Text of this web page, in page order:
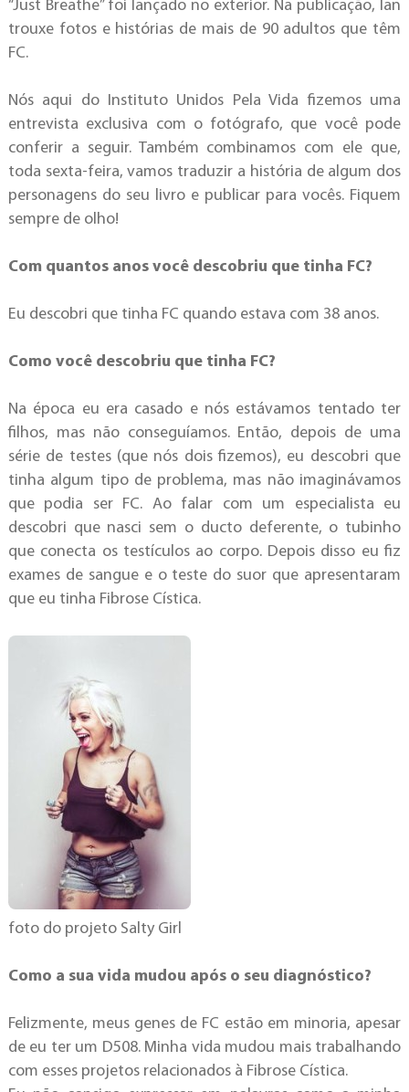
“Just Breathe” foi lançado no exterior. Na publicação, Ian
trouxe fotos e histórias de mais de 90 adultos que têm
FC.
Nós aqui do Instituto Unidos Pela Vida fizemos uma
entrevista exclusiva com o fotógrafo, que você pode
conferir a seguir. Também combinamos com ele que,
toda sexta-feira, vamos traduzir a história de algum dos
personagens do seu livro e publicar para vocês. Fiquem
sempre de olho!
Com quantos anos você descobriu que tinha FC?
Eu descobri que tinha FC quando estava com 38 anos.
Como você descobriu que tinha FC?
Na época eu era casado e nós estávamos tentado ter
filhos, mas não conseguíamos. Então, depois de uma
série de testes (que nós dois fizemos), eu descobri que
tinha algum tipo de problema, mas não imaginávamos
que podia ser FC. Ao falar com um especialista eu
descobri que nasci sem o ducto deferente, o tubinho
que conecta os testículos ao corpo. Depois disso eu fiz
exames de sangue e o teste do suor que apresentaram
que eu tinha Fibrose Cística.
foto do projeto Salty Girl
Como a sua vida mudou após o seu diagnóstico?
Felizmente, meus genes de FC estão em minoria, apesar
de eu ter um D508. Minha vida mudou mais trabalhando
com esses projetos relacionados à Fibrose Cística.